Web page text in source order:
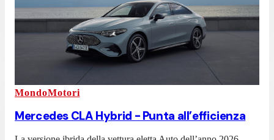
MondoMotori
Mercedes CLA Hybrid - Punta all’efficienza